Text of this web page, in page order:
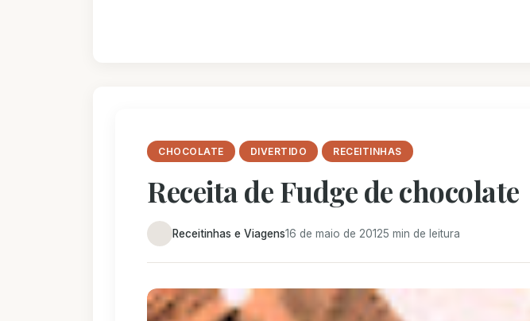
CHOCOLATE DIVERTIDO RECEITINHAS
Receita de Fudge de chocolate
Receitinhas e Viagens16 de maio de 20125 min de leitura